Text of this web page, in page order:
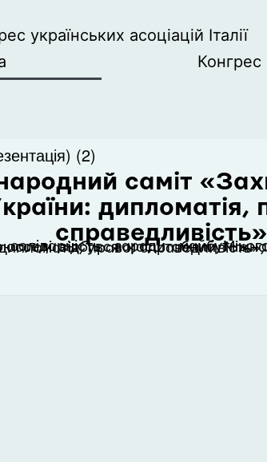
українських асоціацій Італії
Конгрес
саміт
дипломатія,
справедливість»
саміту в Брюсселі У Брюсселі відбувся масштабний Міжнародний саміт «Захист дітей України: дипломатія, право,